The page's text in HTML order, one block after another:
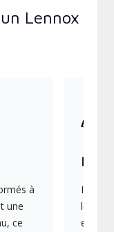
Lennox
à
une
ce
Ils
les
en